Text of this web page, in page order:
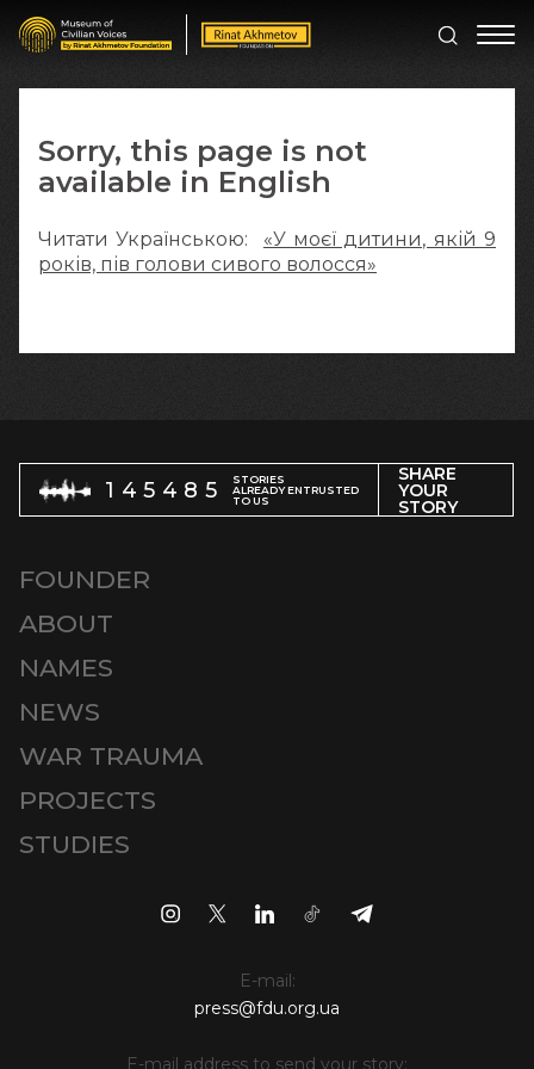
Sorry, this page is not
available in English
Читати Українською: «У моєї дитини, якій 9
років, пів голови сивого волосся»
145485
STORIES
ALREADY ENTRUSTED
TO US
SHARE
YOUR
STORY
FOUNDER
ABOUT
NAMES
NEWS
WAR TRAUMA
PROJECTS
STUDIES
E-mail:
press@fdu.org.ua